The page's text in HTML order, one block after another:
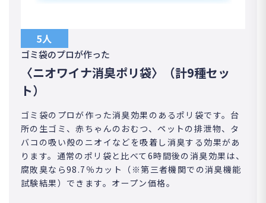
5人
ゴミ袋のプロが作った
〈ニオワイナ消臭ポリ袋〉（計9種セッ
ト）
ゴミ袋のプロが作った消臭効果のあるポリ袋です。台
所の生ゴミ、赤ちゃんのおむつ、ペットの排泄物、タ
バコの吸い殻のニオイなどを吸着し消臭する効果があ
ります。通常のポリ袋と比べて6時間後の消臭効果は、
腐敗臭なら98.7％カット（※第三者機関での消臭機能
試験結果）できます。オープン価格。